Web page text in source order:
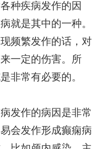
种疾病发作的因
就是其中的一种。
频繁发作的话，对
一定的伤害。所
非常有必要的。
发作的病因是非常
会发作形成癫痫病